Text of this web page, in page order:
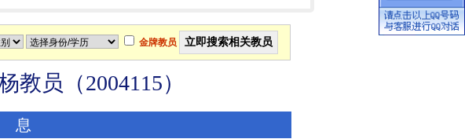
金牌教员
员（2004115）
息